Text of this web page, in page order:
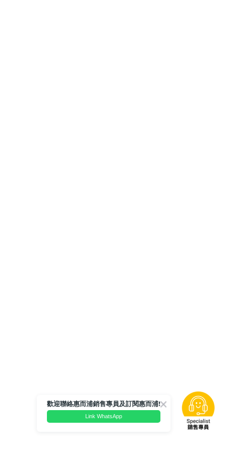
歡迎聯絡惠而浦銷售專員及訂閱惠而浦!
Link WhatsApp